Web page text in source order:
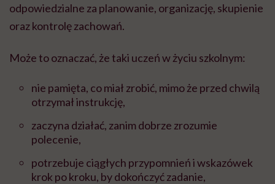
odpowiedzialne za planowanie, organizację, skupienie
oraz kontrolę zachowań.
Może to oznaczać, że taki uczeń w życiu szkolnym:
nie pamięta, co miał zrobić, mimo że przed chwilą
otrzymał instrukcję,
zaczyna działać, zanim dobrze zrozumie
polecenie,
potrzebuje ciągłych przypomnień i wskazówek
krok po kroku, by dokończyć zadanie,